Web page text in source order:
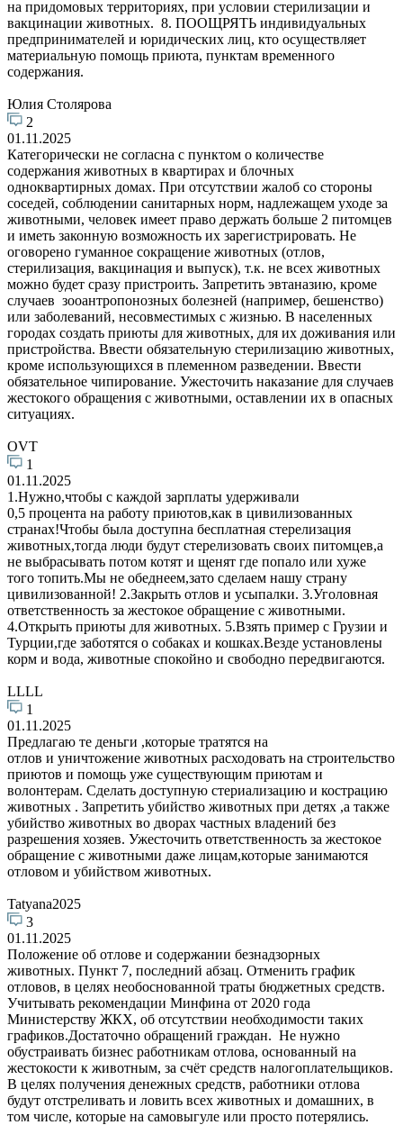
на придомовых территориях, при условии стерилизации и
вакцинации животных. 8. ПООЩРЯТЬ индивидуальных
предпринимателей и юридических лиц, кто осуществляет
материальную помощь приюта, пунктам временного
содержания.
Юлия Столярова
2
01.11.2025
Категорически не согласна с пунктом о количестве
содержания животных в квартирах и блочных
одноквартирных домах. При отсутствии жалоб со стороны
соседей, соблюдении санитарных норм, надлежащем уходе за
животными, человек имеет право держать больше 2 питомцев
и иметь законную возможность их зарегистрировать. Не
оговорено гуманное сокращение животных (отлов,
стерилизация, вакцинация и выпуск), т.к. не всех животных
можно будет сразу пристроить. Запретить эвтаназию, кроме
случаев зооантропонозных болезней (например, бешенство)
или заболеваний, несовместимых с жизнью. В населенных
городах создать приюты для животных, для их доживания или
пристройства. Ввести обязательную стерилизацию животных,
кроме использующихся в племенном разведении. Ввести
обязательное чипирование. Ужесточить наказание для случаев
жестокого обращения с животными, оставлении их в опасных
ситуациях.
OVT
1
01.11.2025
1.Нужно,чтобы с каждой зарплаты удерживали
0,5 процента на работу приютов,как в цивилизованных
странах!Чтобы была доступна бесплатная стерелизация
животных,тогда люди будут стерелизовать своих питомцев,а
не выбрасывать потом котят и щенят где попало или хуже
того топить.Мы не обеднеем,зато сделаем нашу страну
цивилизованной! 2.Закрыть отлов и усыпалки. 3.Уголовная
ответственность за жестокое обращение с животными.
4.Открыть приюты для животных. 5.Взять пример с Грузии и
Турции,где заботятся о собаках и кошках.Везде установлены
корм и вода, животные спокойно и свободно передвигаются.
LLLL
1
01.11.2025
Предлагаю те деньги ,которые тратятся на
отлов и уничтожение животных расходовать на строительство
приютов и помощь уже существующим приютам и
волонтерам. Сделать доступную стериализацию и кострацию
животных . Запретить убийство животных при детях ,а также
убийство животных во дворах частных владений без
разрешения хозяев. Ужесточить ответственность за жестокое
обращение с животными даже лицам,которые занимаются
отловом и убийством животных.
Tatyana2025
3
01.11.2025
Положение об отлове и содержании безнадзорных
животных. Пункт 7, последний абзац. Отменить график
отловов, в целях необоснованной траты бюджетных средств.
Учитывать рекомендации Минфина от 2020 года
Министерству ЖКХ, об отсутствии необходимости таких
графиков.Достаточно обращений граждан. Не нужно
обустраивать бизнес работникам отлова, основанный на
жестокости к животным, за счёт средств налогоплательщиков.
В целях получения денежных средств, работники отлова
будут отстреливать и ловить всех животных и домашних, в
том числе, которые на самовыгуле или просто потерялись.